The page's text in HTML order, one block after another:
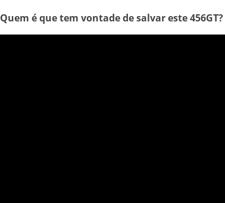
Quem é que tem vontade de salvar este 456GT?